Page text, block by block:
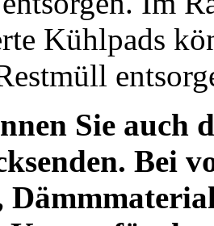
Kühlpads
Sie auch
Bei